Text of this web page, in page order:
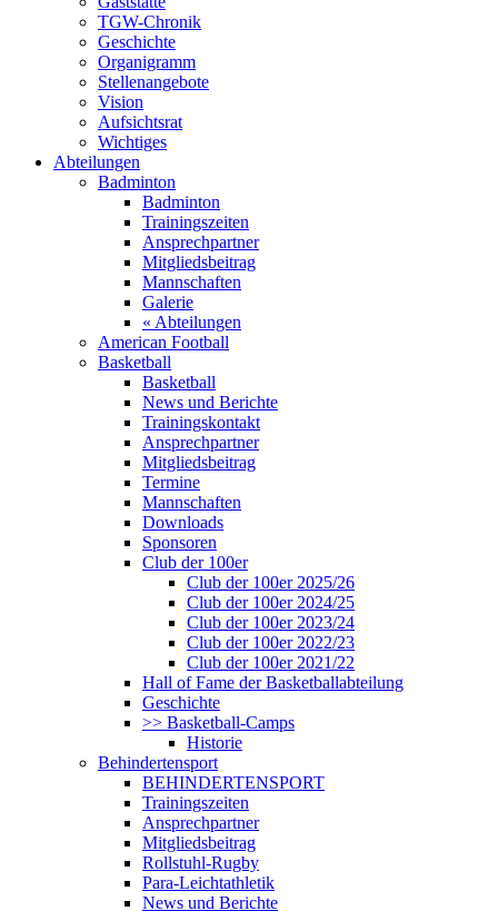
TGW-Chronik
Geschichte
Organigramm
Stellenangebote
Vision
Aufsichtsrat
Wichtiges
Abteilungen
Badminton
Badminton
Trainingszeiten
Ansprechpartner
Mitgliedsbeitrag
Mannschaften
Galerie
« Abteilungen
American Football
Basketball
Basketball
News und Berichte
Trainingskontakt
Ansprechpartner
Mitgliedsbeitrag
Termine
Mannschaften
Downloads
Sponsoren
Club der 100er
Club der 100er 2025/26
Club der 100er 2024/25
Club der 100er 2023/24
Club der 100er 2022/23
Club der 100er 2021/22
Hall of Fame der Basketballabteilung
Geschichte
>> Basketball-Camps
Historie
Behindertensport
BEHINDERTENSPORT
Trainingszeiten
Ansprechpartner
Mitgliedsbeitrag
Rollstuhl-Rugby
Para-Leichtathletik
News und Berichte